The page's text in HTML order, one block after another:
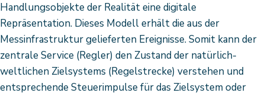
Handlungsobjekte der Realität eine digitale
Repräsentation. Dieses Modell erhält die aus der
Messinfrastruktur gelieferten Ereignisse. Somit kann der
zentrale Service (Regler) den Zustand der natürlich-
weltlichen Zielsystems (Regelstrecke) verstehen und
entsprechende Steuerimpulse für das Zielsystem oder